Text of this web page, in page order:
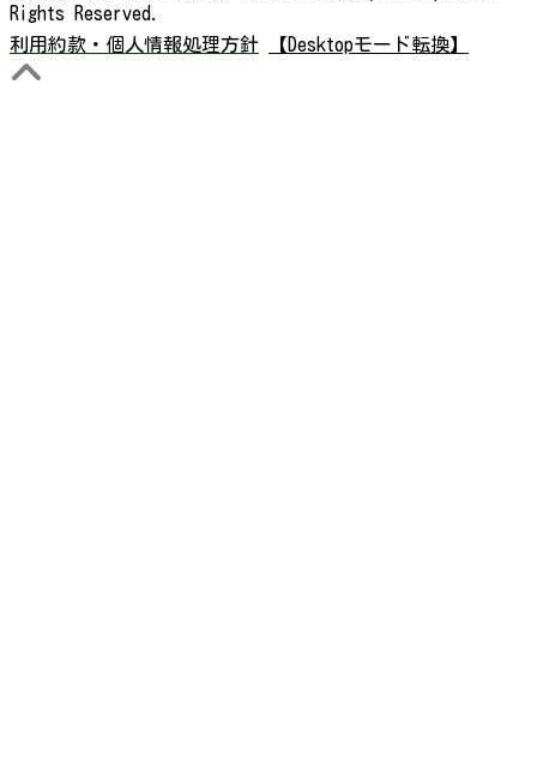
Rights Reserved.
利用約款・個人情報処理方針
【Desktopモード転換】